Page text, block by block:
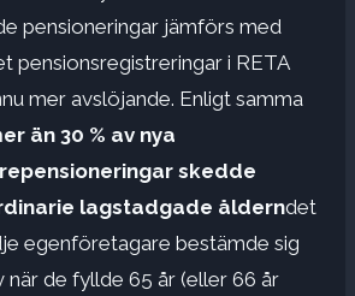
pensioneringar jämförs med
pensionsregistreringar i RETA
mer avslöjande. Enligt samma
än 30 % av nya
skedde
lagstadgade ålderndet
egenföretagare bestämde sig
när de fyllde 65 år (eller 66 år